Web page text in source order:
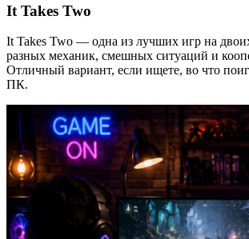
It Takes Two
It Takes Two — одна из лучших игр на
разных механик, смешных ситуаций и
Отличный вариант, если ищете, во что
ПК.